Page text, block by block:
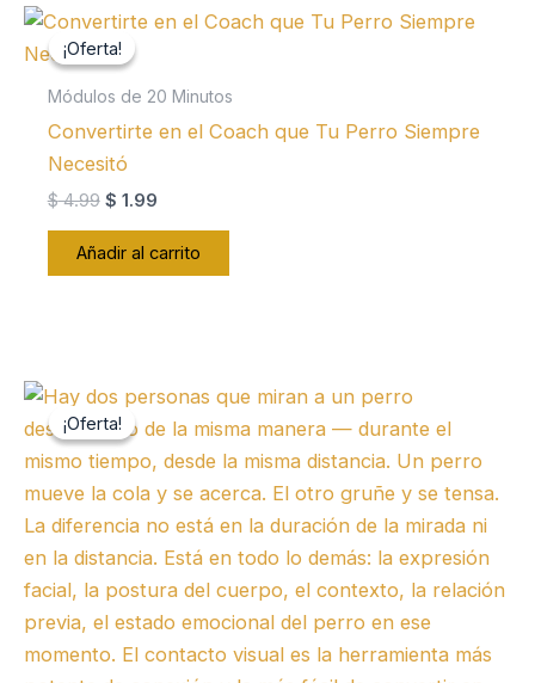
¡Oferta!
¡Oferta!
Módulos de 20 Minutos
Convertirte en el Coach que Tu Perro Siempre
Necesitó
$4.99 El
original
$ 1.99El
actual
Añadir al carrito
¡Oferta!
¡Oferta!